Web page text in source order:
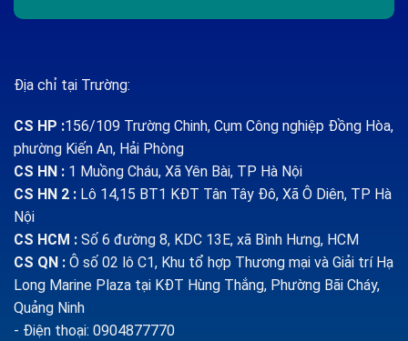
Địa chỉ tại Trường:
CS HP :156/109 Trường Chinh, Cụm Công nghiệp Đồng Hòa,
phường Kiến An, Hải Phòng
CS HN : 1 Muồng Cháu, Xã Yên Bài, TP Hà Nội
CS HN 2 : Lô 14,15 BT1 KĐT Tân Tây Đô, Xã Ô Diên, TP Hà
Nội
CS HCM : Số 6 đường 8, KDC 13E, xã Bình Hưng, HCM
CS QN : Ô số 02 lô C1, Khu tổ hợp Thương mại và Giải trí Hạ
Long Marine Plaza tại KĐT Hùng Thắng, Phường Bãi Cháy,
Quảng Ninh
- Điện thoại: 0904877770